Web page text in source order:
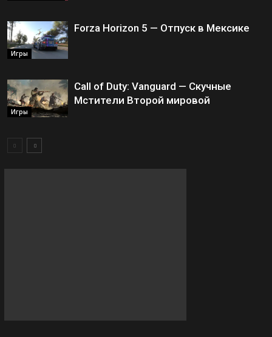
Игры
Forza Horizon 5 — Отпуск в Мексике
Игры
Call of Duty: Vanguard — Скучные
Мстители Второй мировой